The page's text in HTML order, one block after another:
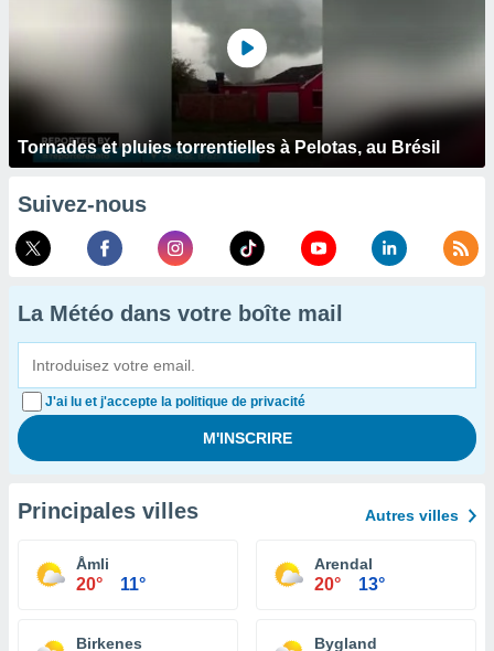
Tornades et pluies torrentielles à Pelotas, au Brésil
Suivez-nous
La Météo dans votre boîte mail
J'ai lu et j'accepte la politique de privacité
Principales villes Autres villes
Åmli
20° 11°
Arendal
20° 13°
Birkenes Bygland